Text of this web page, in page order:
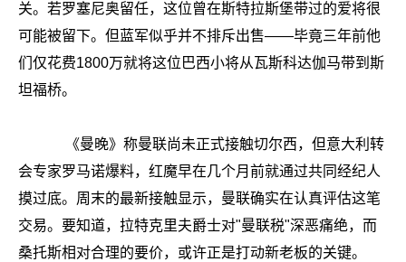
关。若罗塞尼奥留任，这位曾在斯特拉斯堡带过的爱将很
可能被留下。但蓝军似乎并不排斥出售——毕竟三年前他
们仅花费1800万就将这位巴西小将从瓦斯科达伽马带到斯
坦福桥。
《曼晚》称曼联尚未正式接触切尔西，但意大利转
会专家罗马诺爆料，红魔早在几个月前就通过共同经纪人
摸过底。周末的最新接触显示，曼联确实在认真评估这笔
交易。要知道，拉特克里夫爵士对"曼联税"深恶痛绝，而
桑托斯相对合理的要价，或许正是打动新老板的关键。